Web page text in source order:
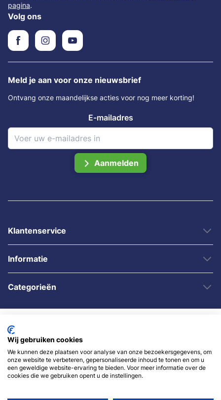
pagina.
Volg ons
Meld je aan voor onze nieuwsbrief
Ontvang onze maandelijkse acties voor nog meer korting!
E-mailadres
Aanmelden
Klantenservice
Informatie
Categorieën
© 2007 - 2026 - Sybshop.nl
Wij gebruiken cookies
We kunnen deze plaatsen voor analyse van onze bezoekersgegevens, om
onze website te verbeteren, gepersonaliseerde inhoud te tonen en om u
een geweldige website-ervaring te bieden. Voor meer informatie over de
cookies die we gebruiken opent u de instellingen.